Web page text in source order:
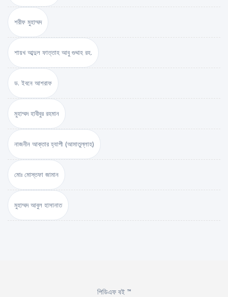
শরীফ মুহাম্মদ
শায়খ আব্দুল ফাত্তাহ আবু গুদ্দাহ রহ.
ড. ইবনে আশরাফ
মুহাম্মদ হাবীবুর রহমান
নাজনীন আক্তার হ্যাপী (আমাতুল্লাহ)
মোঃ মোস্তফা জামান
মুহাম্মদ আবুল হাসানাত
পিডিএফ বই ™